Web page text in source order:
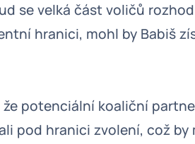
se velká část voličů
hranici, mohl by Babiš
potenciální koaliční
pod hranici zvolení, což